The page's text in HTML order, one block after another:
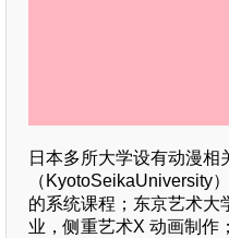
日本多所大学设有动漫
（KyotoSeikaUniversity
的系统课程；东京艺术大
业，侧重艺术X 动画制作